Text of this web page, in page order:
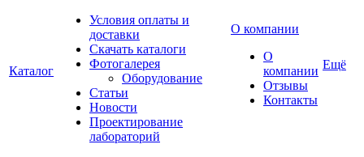
Каталог
Условия оплаты и
доставки
Скачать каталоги
Фотогалерея
Оборудование
Статьи
Новости
Проектирование
лабораторий
О компании
О
компании
Отзывы
Контакты
Ещё